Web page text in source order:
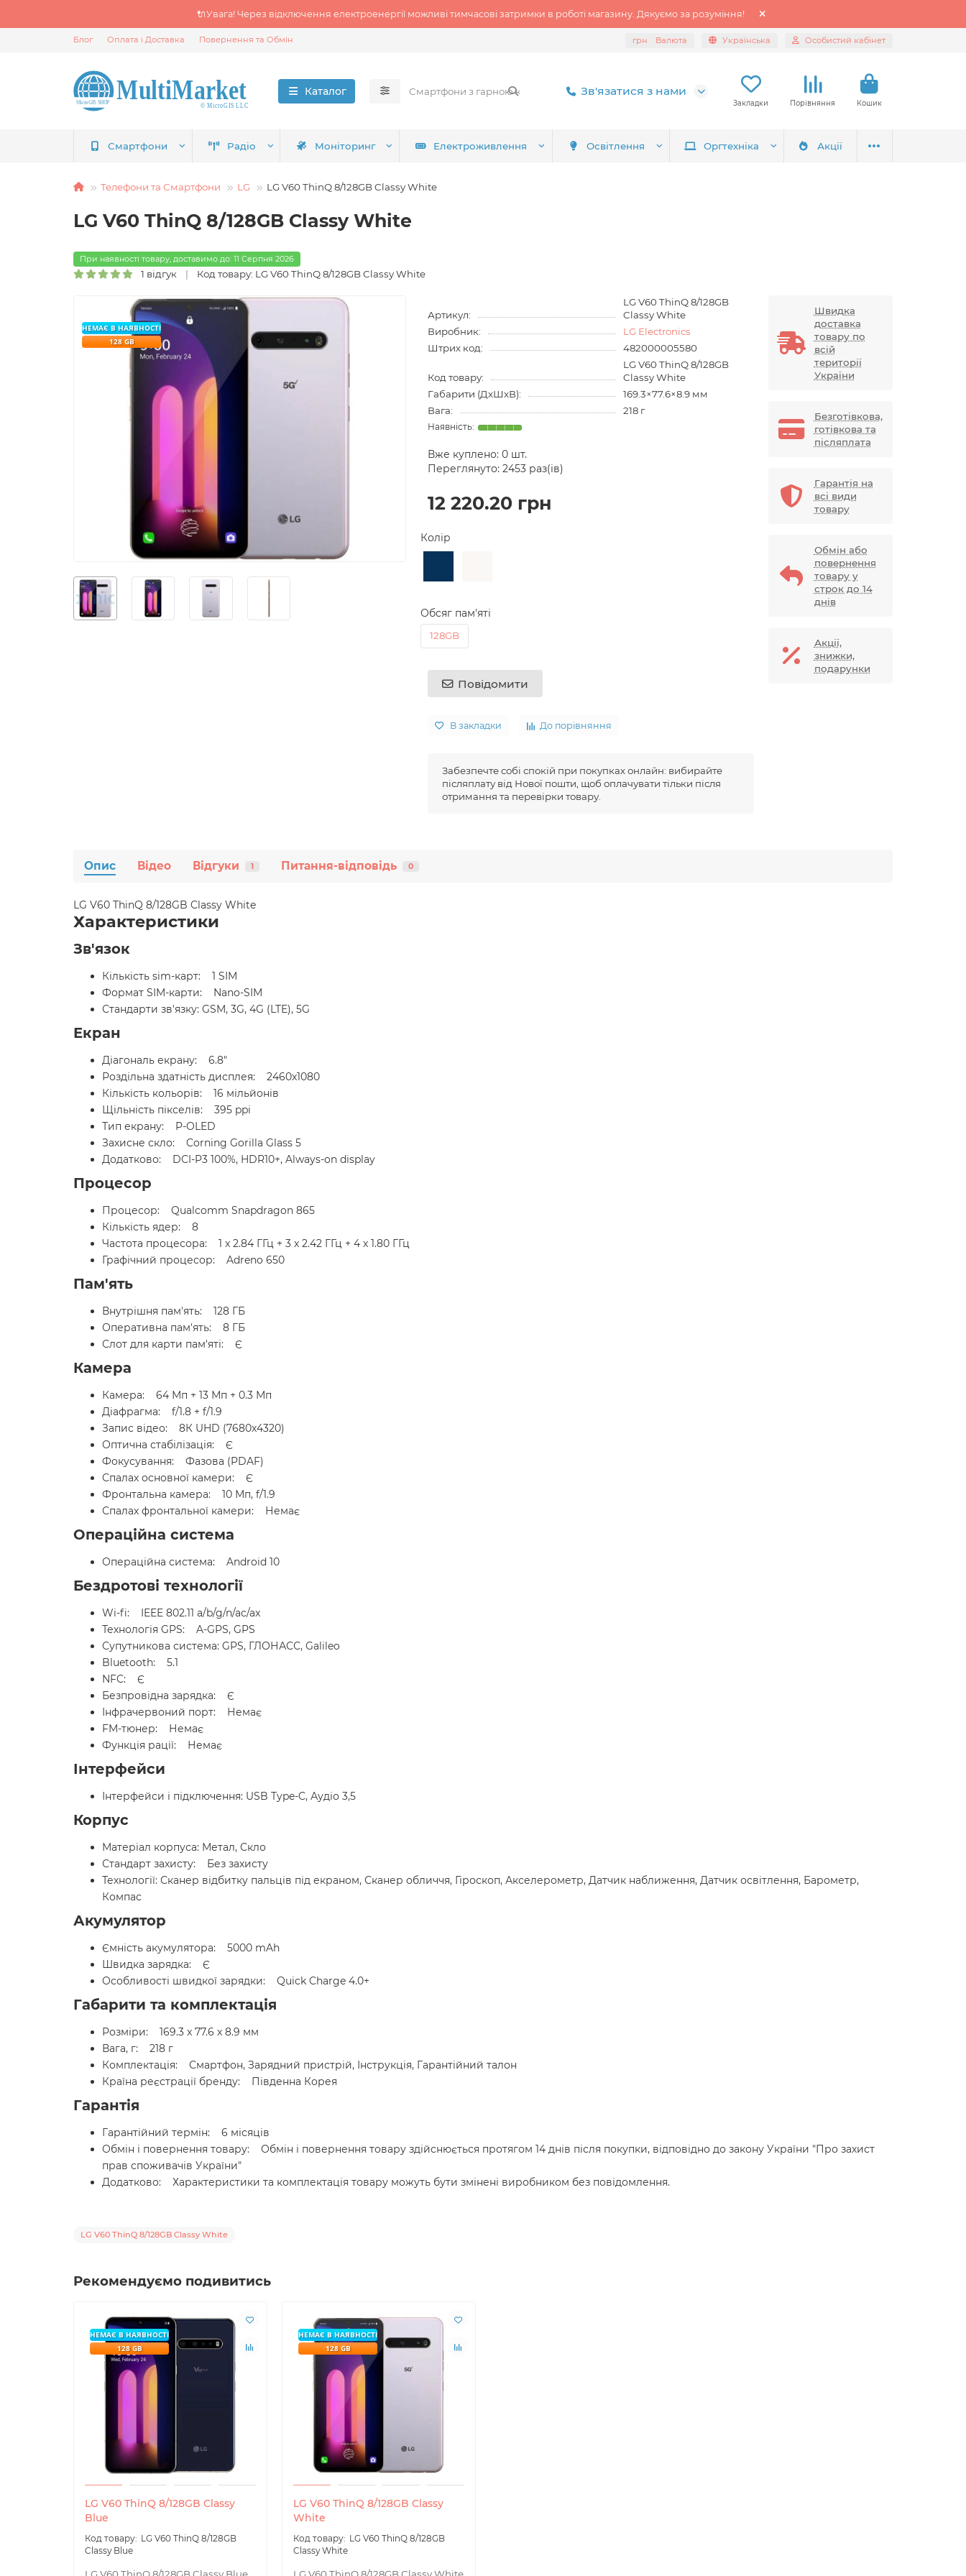
🔌Увага! Через відключення електроенергії можливі тимчасові затримки в роботі магазину. Дякуємо за розуміння!
Блог Оплата і Доставка Повернення та Обмін грн Валюта Українська Особистий кабінет
Каталог Зв'язатися з нами
Закладки Порівняння Кошик
Смартфони Радіо Моніторинг Електроживлення Освітлення Оргтехніка Акції
Телефони та Смартфони LG LG V60 ThinQ 8/128GB Classy White
LG V60 ThinQ 8/128GB Classy White
При наявності товару, доставимо до: 11 Серпня 2026
1 відгук Код товару: LG V60 ThinQ 8/128GB Classy White
НЕМАЄ В НАЯВНОСТІ
128 GB
Артикул:
LG V60 ThinQ 8/128GB
Classy White
Виробник:
LG Electronics
Штрих код:
482000005580
Код товару:
LG V60 ThinQ 8/128GB
Classy White
Габарити (ДхШхВ):
169.3×77.6×8.9 мм
Вага:
218 г
Вже куплено:0 шт.
Переглянуто: 2453 раз(ів)
12 220.20 грн
Колір
Обсяг пам'яті
128GB
Повідомити
В закладки До порівняння
Забезпечте собі спокій при покупках онлайн: вибирайте
післяплату від Нової пошти, щоб оплачувати тільки після
отримання та перевірки товару.
Швидка
доставка
товару по
всій
території
України
Безготівкова,
готівкова та
післяплата
Гарантія на
всі види
товару
Обмін або
повернення
товару у
строк до 14
днів
Акції,
знижки,
подарунки
Опис Відео Відгуки 1 Питання-відповідь 0
LG V60 ThinQ 8/128GB Classy White
Характеристики
Зв'язок
Кількість sim-карт: 1 SIM
Формат SIM-карти: Nano-SIM
Стандарти зв'язку: GSM, 3G, 4G (LTE), 5G
Екран
Діагональ екрану: 6.8"
Роздільна здатність дисплея: 2460x1080
Кількість кольорів: 16 мільйонів
Щільність пікселів: 395 ppi
Тип екрану: P-OLED
Захисне скло: Corning Gorilla Glass 5
Додатково: DCI-P3 100%, HDR10+, Always-on display
Процесор
Процесор: Qualcomm Snapdragon 865
Кількість ядер: 8
Частота процесора: 1 x 2.84 ГГц + 3 x 2.42 ГГц + 4 x 1.80 ГГц
Графічний процесор: Adreno 650
Пам'ять
Внутрішня пам'ять: 128 ГБ
Оперативна пам'ять: 8 ГБ
Слот для карти пам'яті: Є
Камера
Камера: 64 Мп + 13 Мп + 0.3 Мп
Діафрагма: f/1.8 + f/1.9
Запис відео: 8К UHD (7680x4320)
Оптична стабілізація: Є
Фокусування: Фазова (PDAF)
Спалах основної камери: Є
Фронтальна камера: 10 Мп, f/1.9
Спалах фронтальної камери: Немає
Операційна система
Операційна система: Android 10
Бездротові технології
Wi-fi: IEEE 802.11 a/b/g/n/ac/ax
Технологія GPS: A-GPS, GPS
Супутникова система: GPS, ГЛОНАСС, Galileo
Bluetooth: 5.1
NFC: Є
Безпровідна зарядка: Є
Інфрачервоний порт: Немає
FM-тюнер: Немає
Функція рації: Немає
Інтерфейси
Інтерфейси і підключення: USB Type-C, Аудіо 3,5
Корпус
Матеріал корпуса: Метал, Скло
Стандарт захисту: Без захисту
Технології: Сканер відбитку пальців під екраном, Сканер обличчя, Гіроскоп, Акселерометр, Датчик наближення, Датчик освітлення, Барометр,
Компас
Акумулятор
Ємність акумулятора: 5000 mAh
Швидка зарядка: Є
Особливості швидкої зарядки: Quick Charge 4.0+
Габарити та комплектація
Розміри: 169.3 x 77.6 x 8.9 мм
Вага, г: 218 г
Комплектація: Смартфон, Зарядний пристрій, Інструкція, Гарантійний талон
Країна реєстрації бренду: Південна Корея
Гарантія
Гарантійний термін: 6 місяців
Обмін і повернення товару: Обмін і повернення товару здійснюється протягом 14 днів після покупки, відповідно до закону України "Про захист
прав споживачів України"
Додатково: Характеристики та комплектація товару можуть бути змінені виробником без повідомлення.
LG V60 ThinQ 8/128GB Classy White
Рекомендуємо подивитись
LG V60 ThinQ 8/128GB Classy
Blue
LG V60 ThinQ 8/128GB
Classy Blue
НЕМАЄ В НАЯВНОСТІ
128 GB
LG V60 ThinQ 8/128GB Classy
White
LG V60 ThinQ 8/128GB
Classy White
НЕМАЄ В НАЯВНОСТІ
128 GB